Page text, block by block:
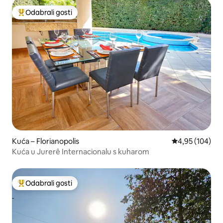
Među najviše rangiranima s oznakom „Odabrali gosti”
Odabrali gosti
Kuća – Florianopolis Prosječna
4,95 (104)
Kuća u Jurerê Internacionalu s kuharom
Među najviše rangiranima s oznakom „Odabrali gosti”
Odabrali gosti